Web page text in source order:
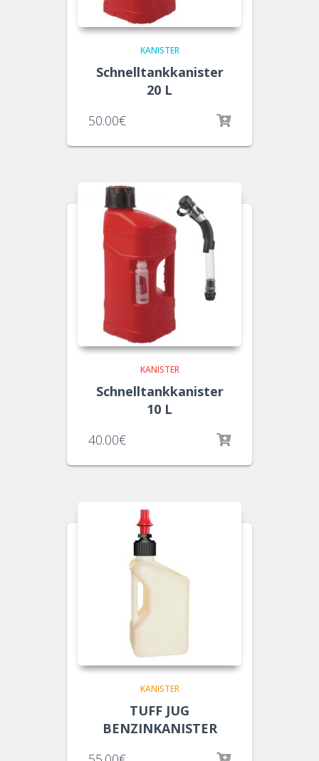
KANISTER
Schnelltankkanister
20 L
50.00€
KANISTER
Schnelltankkanister
10 L
40.00€
KANISTER
TUFF JUG
BENZINKANISTER